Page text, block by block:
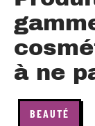
à ne
BEAUTÉ